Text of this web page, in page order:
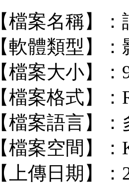
【檔案名稱】
【軟體類型】
【檔案大小】：
【檔案格式】：
【檔案語言】
【檔案空間】
【上傳日期】：